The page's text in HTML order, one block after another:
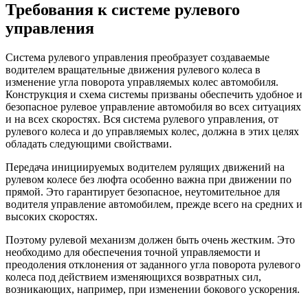
Требования к системе рулевого
управления
Система рулевого управления преобразует соз­даваемые
водителем вращательные движения рулевого колеса в
изменение угла поворота управляемых колес автомобиля.
Конструкция и схема системы призваны обеспечить удобное и
безопасное рулевое управление автомобиля во всех ситуациях
и на всех скоростях. Вся си­стема рулевого управления, от
рулевого колеса и до управляемых колес, должна в этих целях
обладать следующими свойствами.
Передача инициируемых водителем руля­щих движений на
рулевом колесе без люфта особенно важна при движении по
прямой. Это гарантирует безопасное, неутомительное для
водителя управление автомобилем, пре­жде всего на средних и
высоких скоростях.
Поэтому рулевой механизм должен быть очень жестким. Это
необходимо для обеспе­чения точной управляемости и
преодоления отклонения от заданного угла поворота ру­левого
колеса под действием изменяющихся возвратных сил,
возникающих, например, при изменении бокового ускорения.